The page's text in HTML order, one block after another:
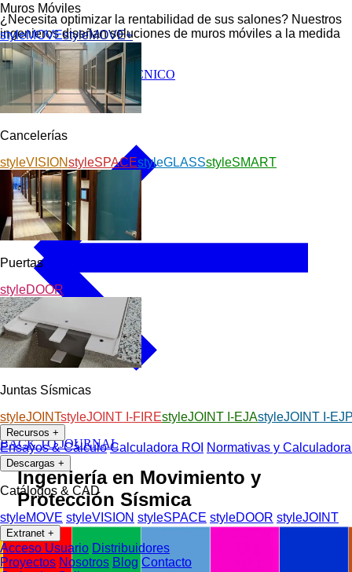
Muros Móviles
styleMOVEstyleMOVE+
Cancelerías
styleVISIONstyleSPACEstyleGLASSstyleSMART
Puertas
styleDOOR
Juntas Sísmicas
styleJOINTstyleJOINT I-FIREstyleJOINT I-EJAstyleJOINT I-
Recursos +
Ensayos & Cálculo Calculadora ROI Normativas y
Descargas +
Catálogos & CAD
styleMOVE styleVISION styleSPACE styleDOOR styleJOINT
Extranet +
Acceso Usuario Distribuidores
Proyectos Nosotros Blog Contacto
¿Necesita optimizar la rentabilidad de sus salones? Nuestros
ingenieros diseñan soluciones de muros móviles a la medida
de sus flujos operativos.
SOLICITAR DISEÑO TÉCNICO
BACK TO JOURNAL
Ingeniería en Movimiento y
Protección Sísmica